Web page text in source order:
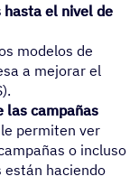
hasta el nivel de
modelos de
a mejorar el
las campañas
permiten ver
o incluso
están haciendo